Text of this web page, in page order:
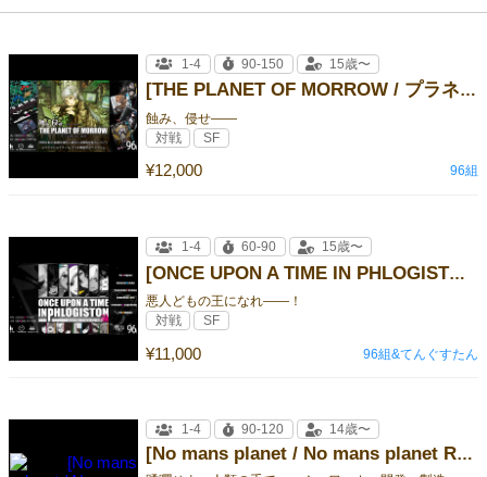
[THE PLANET OF MORROW / プラネモ]
蝕み、侵せ――
¥12,000
1-4 90-150 15歳〜
対戦 SF
96組
[ONCE UPON A TIME IN PHLOGISTON / ワンギストン]
悪人どもの王になれ——！
¥11,000
1-4 60-90 15歳〜
対戦 SF
96組&てんぐすたん
[No mans planet / No mans planet Rising]
1-4 90-120 14歳〜